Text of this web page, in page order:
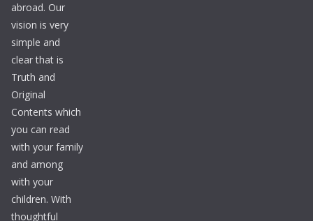
abroad. Our
vision is very
simple and
clear that is
Truth and
Original
Contents which
you can read
with your family
and among
with your
children. With
thoughtful